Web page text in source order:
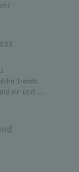
Trends
ein und ...